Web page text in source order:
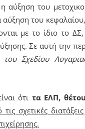
του
του
με το ίδιο το
Σε αυτή την
Σχεδίου
ότι τα ΕΛΠ,
σχετικές